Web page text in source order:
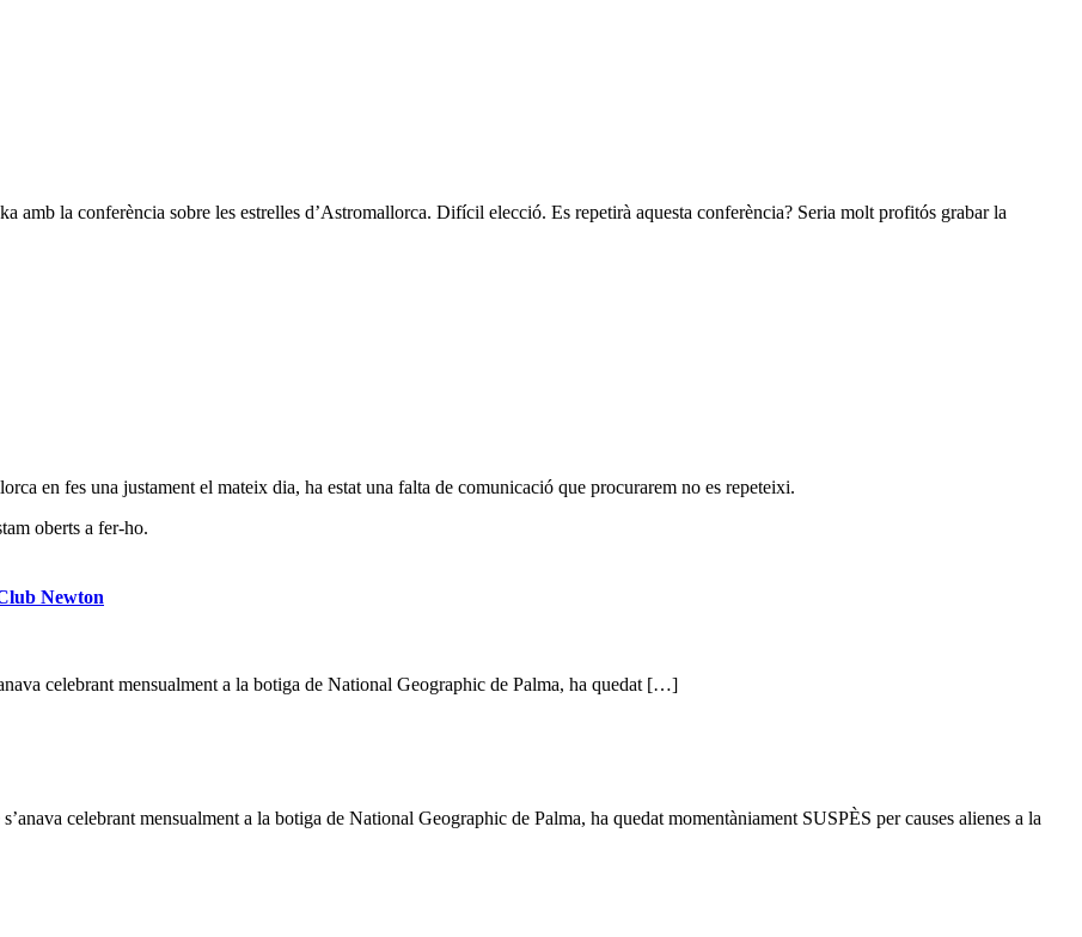
amb la conferència sobre les estrelles d’Astromallorca. Difícil elecció. Es repetirà aquesta conferència? Seria molt profitós grabar la
en fes una justament el mateix dia, ha estat una falta de comunicació que procurarem no es repeteixi.
oberts a fer-ho.
Newton
celebrant mensualment a la botiga de National Geographic de Palma, ha quedat […]
celebrant mensualment a la botiga de National Geographic de Palma, ha quedat momentàniament SUSPÈS per causes alienes a la